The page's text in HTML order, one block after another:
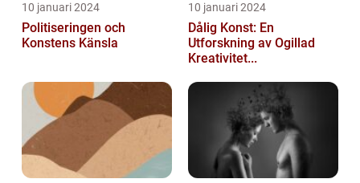
10 januari 2024
Politiseringen och
Konstens Känsla
10 januari 2024
Dålig Konst: En
Utforskning av Ogillad
Kreativitet...